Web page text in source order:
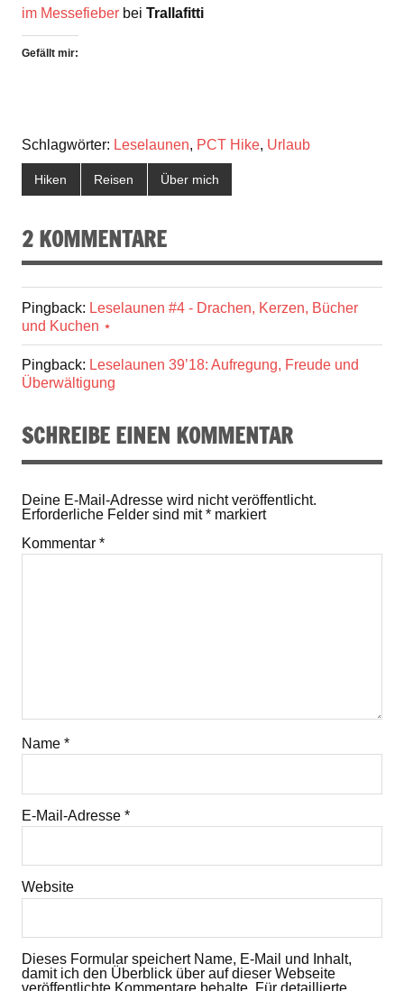
im Messefieber bei Trallafitti
Gefällt mir:
Schlagwörter: Leselaunen, PCT Hike, Urlaub
Hiken Reisen Über mich
2 KOMMENTARE
Pingback: Leselaunen #4 - Drachen, Kerzen, Bücher
und Kuchen ⋆
Pingback: Leselaunen 39’18: Aufregung, Freude und
Überwältigung
SCHREIBE EINEN KOMMENTAR
Deine E-Mail-Adresse wird nicht veröffentlicht.
Erforderliche Felder sind mit* markiert
Kommentar *
Name *
E-Mail-Adresse *
Website
Dieses Formular speichert Name, E-Mail und Inhalt,
damit ich den Überblick über auf dieser Webseite
veröffentlichte Kommentare behalte. Für detaillierte